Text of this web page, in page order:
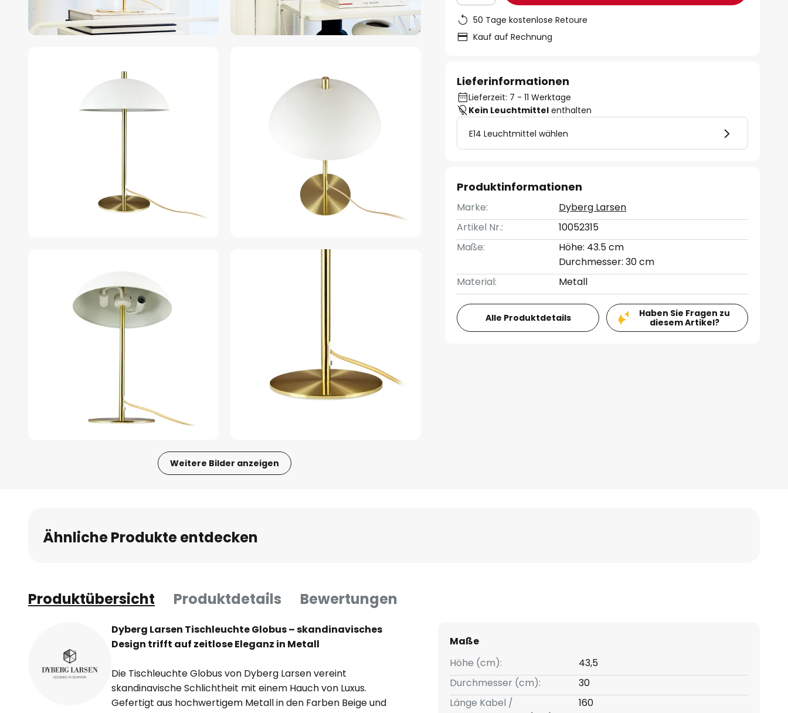
Weitere Bilder anzeigen
Bildgalerie
springen
50 Tage kostenlose Retoure
Kauf auf Rechnung
Lieferinformationen
Lieferzeit: 7 - 11 Werktage
Kein Leuchtmittel enthalten
E14 Leuchtmittel wählen
Produktinformationen
Marke:
Dyberg Larsen
Artikel Nr.:
10052315
Maße:
Höhe: 43.5 cm
Durchmesser: 30 cm
Material:
Metall
Alle Produktdetails
Haben Sie Fragen zu
diesem Artikel?
Ähnliche Produkte entdecken
Produktübersicht Produktdetails Bewertungen
Dyberg Larsen Tischleuchte Globus – skandinavisches
Design trifft auf zeitlose Eleganz in Metall
Die Tischleuchte Globus von Dyberg Larsen vereint
skandinavische Schlichtheit mit einem Hauch von Luxus.
Gefertigt aus hochwertigem Metall in den Farben Beige und
Maße
Höhe (cm):
43,5
Durchmesser (cm):
30
Länge Kabel /
160